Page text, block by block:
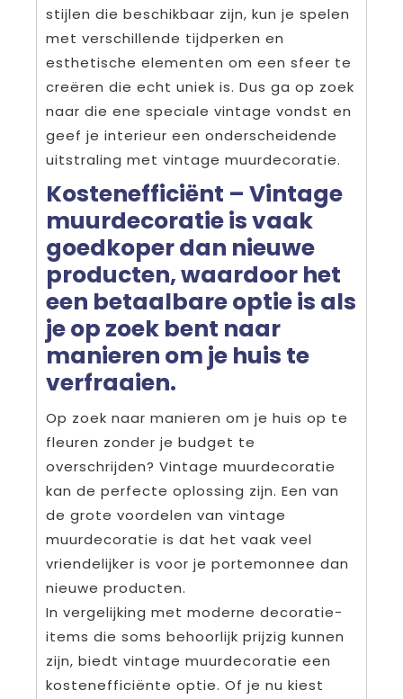
stijlen die beschikbaar zijn, kun je spelen
met verschillende tijdperken en
esthetische elementen om een sfeer te
creëren die echt uniek is. Dus ga op zoek
naar die ene speciale vintage vondst en
geef je interieur een onderscheidende
uitstraling met vintage muurdecoratie.
Kostenefficiënt – Vintage
muurdecoratie is vaak
goedkoper dan nieuwe
producten, waardoor het
een betaalbare optie is als
je op zoek bent naar
manieren om je huis te
verfraaien.
Op zoek naar manieren om je huis op te
fleuren zonder je budget te
overschrijden? Vintage muurdecoratie
kan de perfecte oplossing zijn. Een van
de grote voordelen van vintage
muurdecoratie is dat het vaak veel
vriendelijker is voor je portemonnee dan
nieuwe producten.
In vergelijking met moderne decoratie-
items die soms behoorlijk prijzig kunnen
zijn, biedt vintage muurdecoratie een
kostenefficiënte optie. Of je nu kiest